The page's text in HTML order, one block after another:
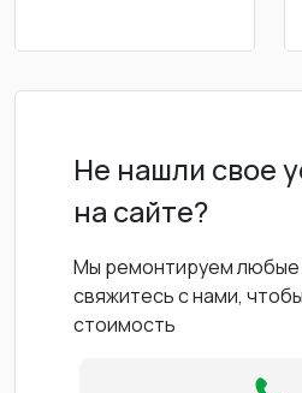
Не нашли свое
на сайте?
Мы ремонтируем любые
свяжитесь с нами,
стоимость